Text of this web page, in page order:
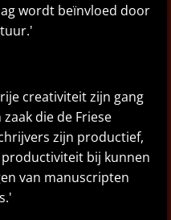
wordt beïnvloed door
creativiteit zijn gang
die de Friese
zijn productief,
bij kunnen
van manuscripten